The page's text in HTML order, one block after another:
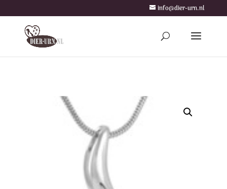
info@dier-urn.nl